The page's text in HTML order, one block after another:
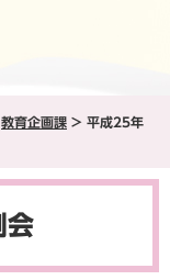
教育企画課 > 平成25年
会